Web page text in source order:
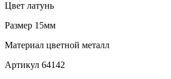
Цвет латунь
Размер 15мм
Материал цветной металл
Артикул 64142